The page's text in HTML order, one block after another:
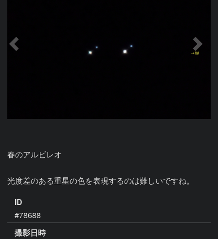
春のアルビレオ
光度差のある重星の色を表現するのは難しいですね。
ID
#78688
撮影日時